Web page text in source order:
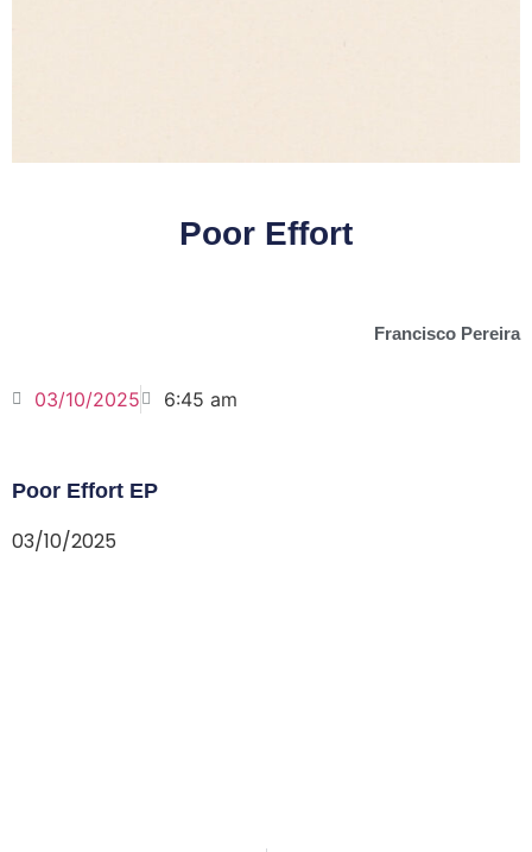
Poor Effort
Francisco Pereira
03/10/2025 6:45 am
Poor Effort EP
03/10/2025